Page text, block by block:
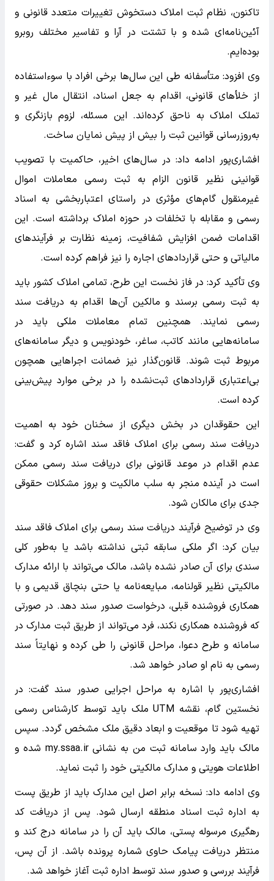
تاکنون، نظام ثبت املاک دستخوش تغییرات متعدد قانونی و
آئین‌نامه‌ای شده و با تشتت در آرا و تفاسیر مختلف روبرو
بوده‌ایم.
وی افزود: متأسفانه طی این سال‌ها برخی افراد با سوء‌استفاده
از خلأهای قانونی، اقدام به جعل اسناد، انتقال مال غیر و
تملک املاک به ناحق کرده‌اند. این مسئله، لزوم بازنگری و
به‌روزرسانی قوانین ثبت را بیش از پیش نمایان ساخت.
افشاری‌پور ادامه داد: در سال‌های اخیر، حاکمیت با تصویب
قوانینی نظیر قانون الزام به ثبت رسمی معاملات اموال
غیرمنقول گام‌های مؤثری در راستای اعتباربخشی به اسناد
رسمی و مقابله با تخلفات در حوزه املاک برداشته است. این
اقدامات ضمن افزایش شفافیت، زمینه نظارت بر فرآیندهای
مالیاتی و حتی قراردادهای اجاره را نیز فراهم کرده است.
وی تأکید کرد: در فاز نخست این طرح، تمامی املاک کشور باید
به ثبت رسمی برسند و مالکین آن‌ها اقدام به دریافت سند
رسمی نمایند. همچنین تمام معاملات ملکی باید در
سامانه‌هایی مانند کاتب، ساغر، خودنویس و دیگر سامانه‌های
مربوط ثبت شوند. قانون‌گذار نیز ضمانت اجراهایی همچون
بی‌اعتباری قراردادهای ثبت‌نشده را در برخی موارد پیش‌بینی
کرده است.
این حقوقدان در بخش دیگری از سخنان خود به اهمیت
دریافت سند رسمی برای املاک فاقد سند اشاره کرد و گفت:
عدم اقدام در موعد قانونی برای دریافت سند رسمی ممکن
است در آینده منجر به سلب مالکیت و بروز مشکلات حقوقی
جدی برای مالکان شود.
وی در توضیح فرآیند دریافت سند رسمی برای املاک فاقد سند
بیان کرد: اگر ملکی سابقه ثبتی نداشته باشد یا به‌طور کلی
سندی برای آن صادر نشده باشد، مالک می‌تواند با ارائه مدارک
مالکیتی نظیر قولنامه، مبایعه‌نامه یا حتی بنچاق قدیمی و با
همکاری فروشنده قبلی، درخواست صدور سند دهد. در صورتی
که فروشنده همکاری نکند، فرد می‌تواند از طریق ثبت مدارک در
سامانه و طرح دعوا، مراحل قانونی را طی کرده و نهایتاً سند
رسمی به نام او صادر خواهد شد.
افشاری‌پور با اشاره به مراحل اجرایی صدور سند گفت: در
نخستین گام، نقشه UTM ملک باید توسط کارشناس رسمی
تهیه شود تا موقعیت و ابعاد دقیق ملک مشخص گردد. سپس
مالک باید وارد سامانه ثبت من به نشانی my.ssaa.ir شده و
اطلاعات هویتی و مدارک مالکیتی خود را ثبت نماید.
وی ادامه داد: نسخه برابر اصل این مدارک باید از طریق پست
به اداره ثبت اسناد منطقه ارسال شود. پس از دریافت کد
رهگیری مرسوله پستی، مالک باید آن را در سامانه درج کند و
منتظر دریافت پیامک حاوی شماره پرونده باشد. از آن پس،
فرآیند بررسی و صدور سند توسط اداره ثبت آغاز خواهد شد.